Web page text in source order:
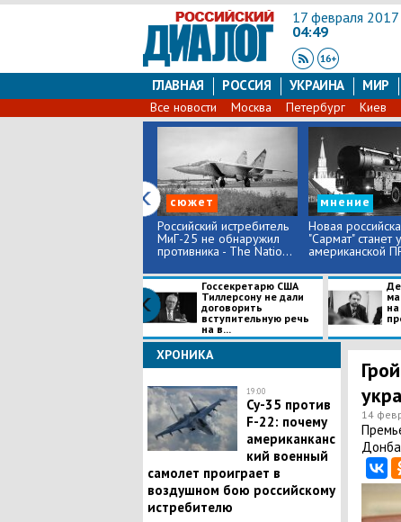
17 февраля 2017
04:49
ГЛАВНАЯ РОССИЯ УКРАИНА МИР
Все новости Москва Петербург Киев
сюжет
Российский истребитель
МиГ-25 не обнаружил
противника - The Natio...
мнение
Новая
"Сармат" станет
американской
Госсекретарю США
Тиллерсону не дали
договорить
вступительную речь
на в...
ХРОНИКА
19:00
Су-35 против
F-22: почему
американканс
кий военный
самолет проиграет в
воздушном бою российскому
истребителю
14